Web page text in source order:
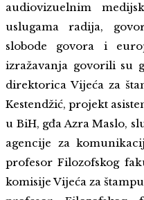
audiovizuelnim
uslugama radija,
slobode govora i
izražavanja govorili su
direktorica Vijeća za
Kestendžić, projekt
u BiH, gđa Azra Maslo,
agencije za
profesor Filozofskog
komisije Vijeća za